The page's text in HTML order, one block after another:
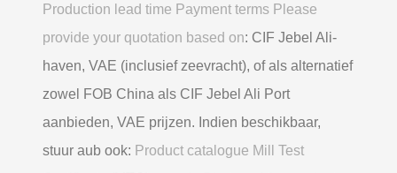
Production lead time Payment terms Please
provide your quotation based on: CIF Jebel Ali-
haven, VAE (inclusief zeevracht), of als alternatief
zowel FOB China als CIF Jebel Ali Port
aanbieden, VAE prijzen. Indien beschikbaar,
stuur aub ook: Product catalogue Mill Test